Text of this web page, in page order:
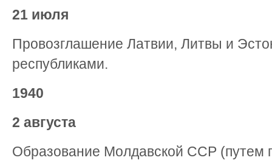
21 июля
Провозглашение Латвии, Литвы и
республиками.
1940
2 августа
Образование Молдавской ССР (путем